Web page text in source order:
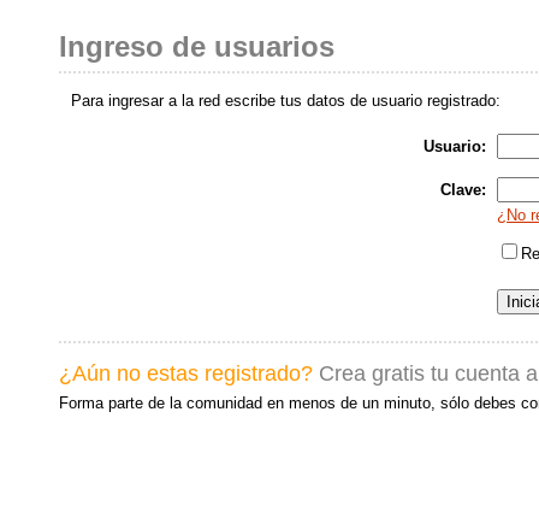
Ingreso de usuarios
Para ingresar a la red escribe tus datos de usuario registrado:
Usuario:
Clave:
¿No
¿Aún no estas registrado? Crea gratis tu cuenta
Forma parte de la comunidad en menos de un minuto, sólo debes